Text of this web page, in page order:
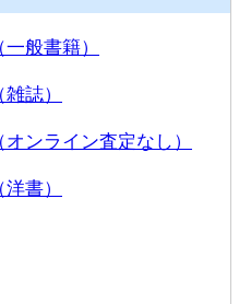
般書籍）
誌）
ンライン査定なし）
書）